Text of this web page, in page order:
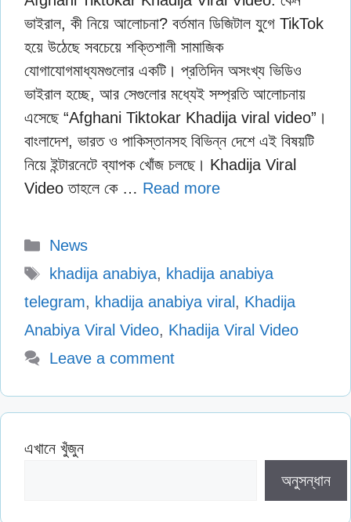
ভাইরাল, কী নিয়ে আলোচনা? বর্তমান ডিজিটাল যুগে TikTok
হয়ে উঠেছে সবচেয়ে শক্তিশালী সামাজিক
যোগাযোগমাধ্যমগুলোর একটি। প্রতিদিন অসংখ্য ভিডিও
ভাইরাল হচ্ছে, আর সেগুলোর মধ্যেই সম্প্রতি আলোচনায়
এসেছে “Afghani Tiktokar Khadija viral video”।
বাংলাদেশ, ভারত ও পাকিস্তানসহ বিভিন্ন দেশে এই বিষয়টি
নিয়ে ইন্টারনেটে ব্যাপক খোঁজ চলছে। Khadija Viral
Video তাহলে কে … Read more
Categories
News
Tags
khadija anabiya, khadija anabiya
telegram, khadija anabiya viral , Khadija
Anabiya Viral Video, Khadija Viral Video
Leave a comment
এখানে খুঁজুন
অনুসন্ধান